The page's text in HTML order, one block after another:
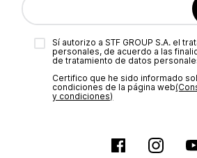
Sí autorizo a STF GROUP S.A. el
personales, de acuerdo a las
de tratamiento de datos
Certifico que he sido informado
condiciones de la página web‎
y condiciones)